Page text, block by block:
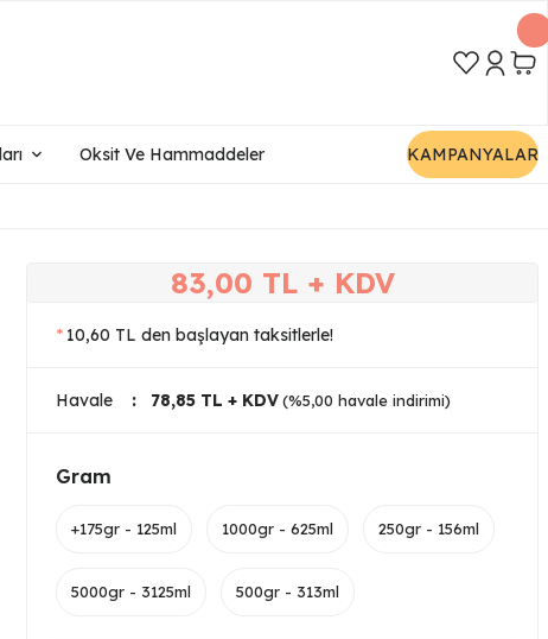
Oksit Ve Hammaddeler KAMPANYALAR
83,00 TL + KDV
* 10,60 TL den başlayan taksitlerle!
Havale 78,85 TL + KDV (%5,00 havale indirimi)
Gram
+175gr - 125ml 1000gr - 625ml 250gr - 156ml
5000gr - 3125ml 500gr - 313ml